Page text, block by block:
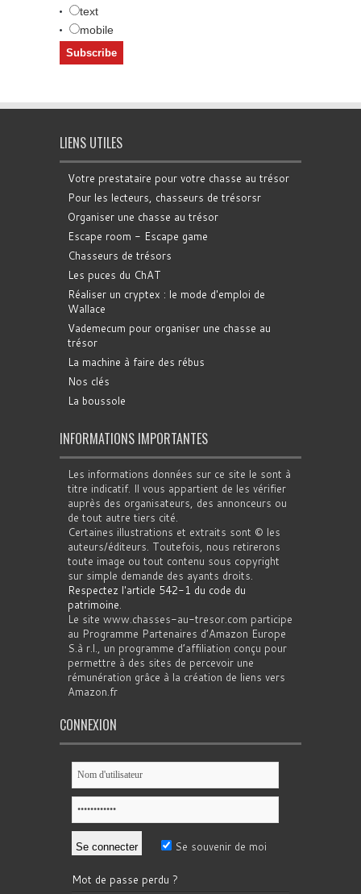
text
mobile
LIENS UTILES
Votre prestataire pour votre chasse au trésor
Pour les lecteurs, chasseurs de trésorsr
Organiser une chasse au trésor
Escape room - Escape game
Chasseurs de trésors
Les puces du ChAT
Réaliser un cryptex : le mode d'emploi de
Wallace
Vademecum pour organiser une chasse au
trésor
La machine à faire des rébus
Nos clés
La boussole
INFORMATIONS IMPORTANTES
Les informations données sur ce site le sont à
titre indicatif. Il vous appartient de les vérifier
auprès des organisateurs, des annonceurs ou
de tout autre tiers cité.
Certaines illustrations et extraits sont © les
auteurs/éditeurs. Toutefois, nous retirerons
toute image ou tout contenu sous copyright
sur simple demande des ayants droits.
Respectez l'article 542-1 du code du
patrimoine.
Le site www.chasses-au-tresor.com participe
au Programme Partenaires d’Amazon Europe
S.à r.l., un programme d’affiliation conçu pour
permettre à des sites de percevoir une
rémunération grâce à la création de liens vers
Amazon.fr
CONNEXION
Se souvenir de moi
Mot de passe perdu ?